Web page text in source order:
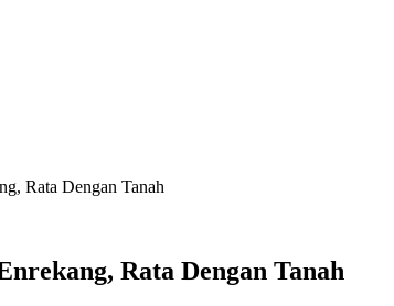
Rata Dengan Tanah
Rata Dengan Tanah